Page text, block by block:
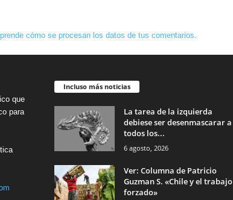
cómo se procesan los datos de tus comentarios.
que
para
Incluso más noticias
La tarea de la izquierda
debiese ser desenmascarar a
todos los...
6 agosto, 2026
Ver: Columna de Patricio
Guzman S. «Chile y el trabajo
forzado»